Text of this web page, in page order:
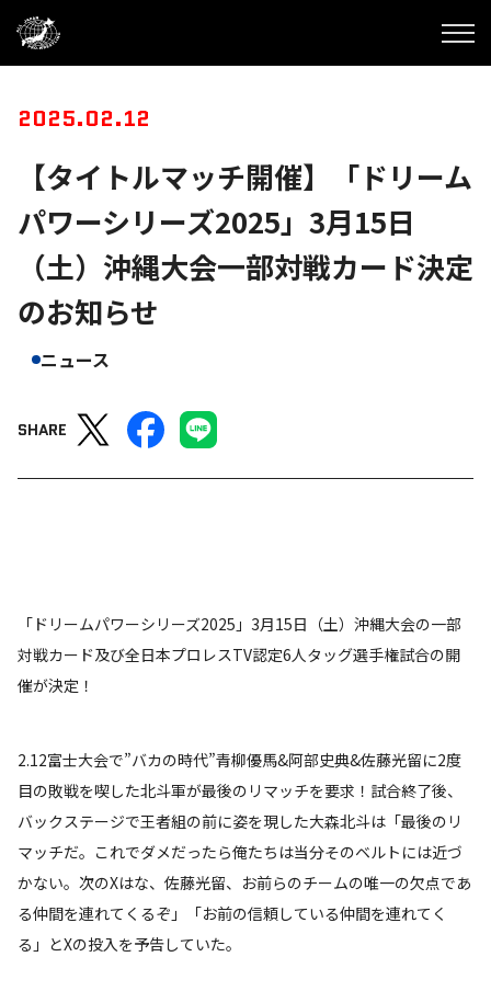
2025.02.12
【タイトルマッチ開催】「ドリーム
パワーシリーズ2025」3月15日
（土）沖縄大会一部対戦カード決定
のお知らせ
ニュース
SHARE
「ドリームパワーシリーズ2025」3月15日（土）沖縄大会の一部
対戦カード及び全日本プロレスTV認定6人タッグ選手権試合の開
催が決定！
2.12富士大会で”バカの時代”青柳優馬&阿部史典&佐藤光留に2度
目の敗戦を喫した北斗軍が最後のリマッチを要求！試合終了後、
バックステージで王者組の前に姿を現した大森北斗は「最後のリ
マッチだ。これでダメだったら俺たちは当分そのベルトには近づ
かない。次のXはな、佐藤光留、お前らのチームの唯一の欠点であ
る仲間を連れてくるぞ」「お前の信頼している仲間を連れてく
る」とXの投入を予告していた。